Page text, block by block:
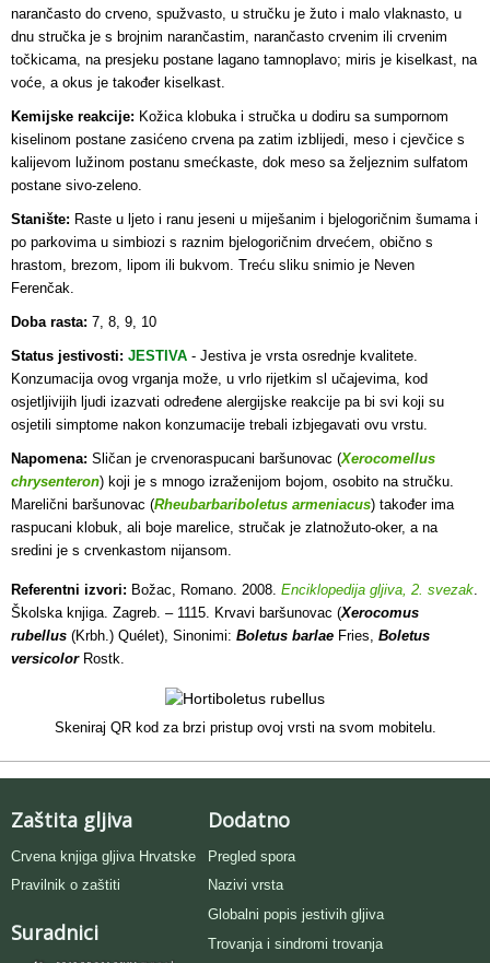
narančasto do crveno, spužvasto, u stručku je žuto i malo vlaknasto, u
dnu stručka je s brojnim narančastim, narančasto crvenim ili crvenim
točkicama, na presjeku postane lagano tamnoplavo; miris je kiselkast, na
voće, a okus je također kiselkast.
Kemijske reakcije: Kožica klobuka i stručka u dodiru sa sumpornom
kiselinom postane zasićeno crvena pa zatim izblijedi, meso i cjevčice s
kalijevom lužinom postanu smećkaste, dok meso sa željeznim sulfatom
postane sivo-zeleno.
Stanište: Raste u ljeto i ranu jeseni u miješanim i bjelogoričnim šumama i
po parkovima u simbiozi s raznim bjelogoričnim drvećem, obično s
hrastom, brezom, lipom ili bukvom. Treću sliku snimio je Neven
Ferenčak.
Doba rasta: 7, 8, 9, 10
Status jestivosti: JESTIVA - Jestiva je vrsta osrednje kvalitete.
Konzumacija ovog vrganja može, u vrlo rijetkim sl učajevima, kod
osjetljivijih ljudi izazvati određene alergijske reakcije pa bi svi koji su
osjetili simptome nakon konzumacije trebali izbjegavati ovu vrstu.
Napomena: Sličan je crvenoraspucani baršunovac (Xerocomellus
chrysenteron) koji je s mnogo izraženijom bojom, osobito na stručku.
Marelični baršunovac (Rheubarbariboletus armeniacus) također ima
raspucani klobuk, ali boje marelice, stručak je zlatnožuto-oker, a na
sredini je s crvenkastom nijansom.
Referentni izvori: Božac, Romano. 2008. Enciklopedija gljiva, 2. svezak.
Školska knjiga. Zagreb. – 1115. Krvavi baršunovac (Xerocomus
rubellus (Krbh.) Quélet), Sinonimi: Boletus barlae Fries, Boletus
versicolorRostk.
Skeniraj QR kod za brzi pristup ovoj vrsti na svom mobitelu.
Zaštita gljiva
Crvena knjiga gljiva Hrvatske
Pravilnik o zaštiti
Suradnici
Dodatno
Pregled spora
Nazivi vrsta
Globalni popis jestivih gljiva
Trovanja i sindromi trovanja